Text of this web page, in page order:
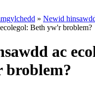
» Newid
Beth yw'r broblem?
ac
broblem?